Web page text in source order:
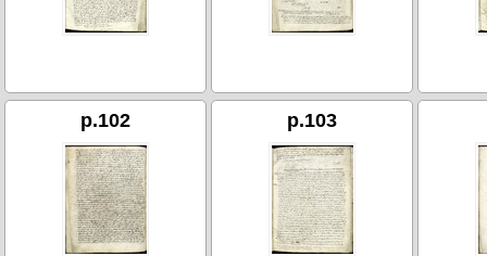
p.102 p.103